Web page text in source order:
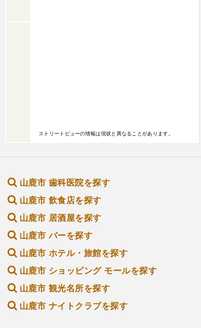
ストリートビューの情報は現状と異なることがあります。
山鹿市 歯科医院を探す
山鹿市 飲食店を探す
山鹿市 居酒屋を探す
山鹿市 バーを探す
山鹿市 ホテル・旅館を探す
山鹿市 ショッピング モールを探す
山鹿市 観光名所を探す
山鹿市 ナイトクラブを探す